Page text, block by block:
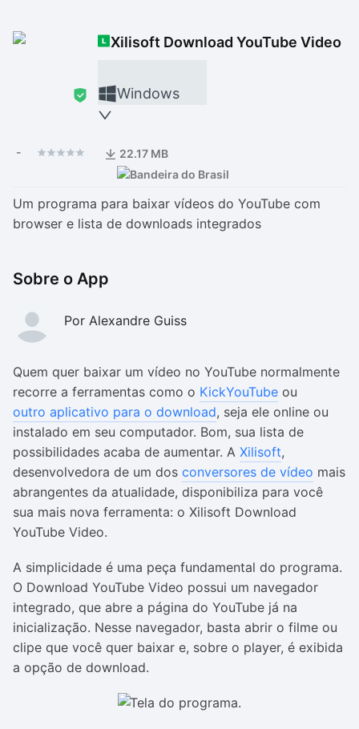
Xilisoft Download YouTube Video
Windows
- 22.17 MB
Um programa para baixar vídeos do YouTube com
browser e lista de downloads integrados
Sobre o App
Por Alexandre Guiss
Quem quer baixar um vídeo no YouTube normalmente
recorre a ferramentas como o KickYouTube ou
outro aplicativo para o download, seja ele online ou
instalado em seu computador. Bom, sua lista de
possibilidades acaba de aumentar. A Xilisoft,
desenvolvedora de um dos conversores de vídeo mais
abrangentes da atualidade, disponibiliza para você
sua mais nova ferramenta: o Xilisoft Download
YouTube Video.
A simplicidade é uma peça fundamental do programa.
O Download YouTube Video possui um navegador
integrado, que abre a página do YouTube já na
inicialização. Nesse navegador, basta abrir o filme ou
clipe que você quer baixar e, sobre o player, é exibida
a opção de download.